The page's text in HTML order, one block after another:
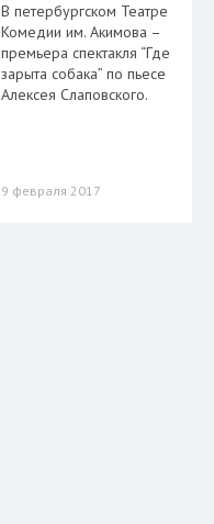
В петербургском Театре
Комедии им. Акимова –
премьера спектакля “Где
зарыта собака” по пьесе
Алексея Слаповского.
9 февраля 2017